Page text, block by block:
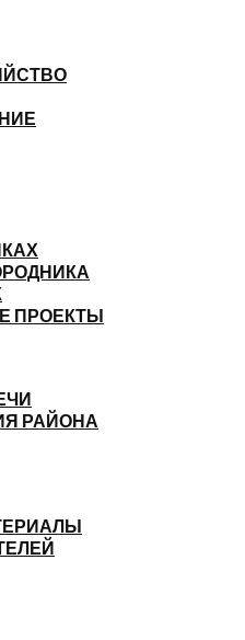
ПРОЕКТЫ
РАЙОНА